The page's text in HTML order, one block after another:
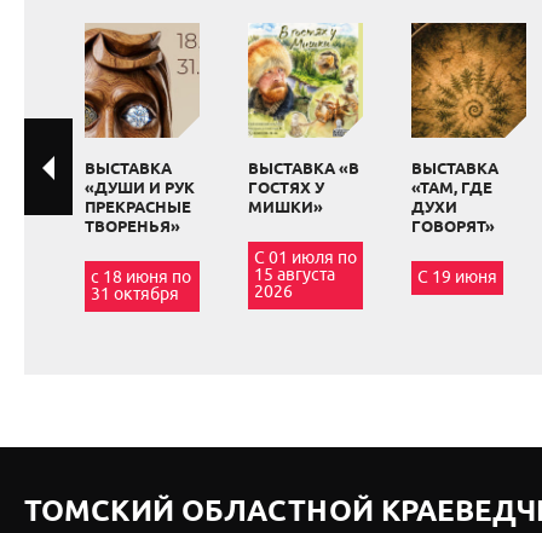
ВЫСТАВКА
«ДУШИ И РУК
ПРЕКРАСНЫЕ
ТВОРЕНЬЯ»
с 18 июня по
31 октября
ВЫСТАВКА «В
ГОСТЯХ У
МИШКИ»
С 01 июля по
15 августа
2026
ВЫСТАВКА
«ТАМ, ГДЕ
ДУХИ
ГОВОРЯТ»
С 19 июня
ТОМСКИЙ ОБЛАСТНОЙ